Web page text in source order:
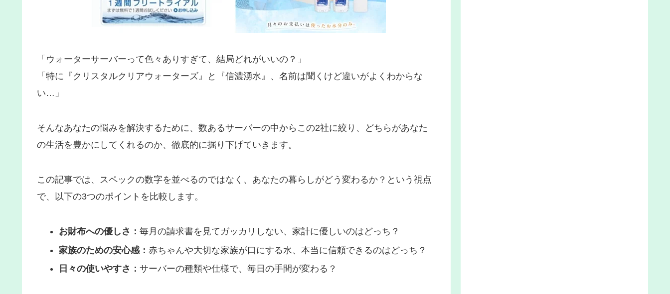
「ウォーターサーバーって色々ありすぎて、結局どれがいいの？」
「特に『クリスタルクリアウォーターズ』と『信濃湧水』、名前は聞くけど違いがよくわからな
い…」
そんなあなたの悩みを解決するために、数あるサーバーの中からこの2社に絞り、どちらがあなた
の生活を豊かにしてくれるのか、徹底的に掘り下げていきます。
この記事では、スペックの数字を並べるのではなく、あなたの暮らしがどう変わるか？という視点
で、以下の3つのポイントを比較します。
お財布への優しさ： 毎月の請求書を見てガッカリしない、家計に優しいのはどっち？
家族のための安心感： 赤ちゃんや大切な家族が口にする水、本当に信頼できるのはどっち？
日々の使いやすさ： サーバーの種類や仕様で、毎日の手間が変わる？